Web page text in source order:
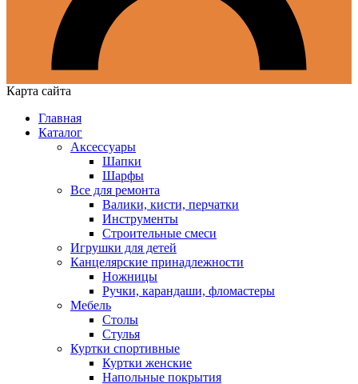
Карта сайта
Главная
Каталог
Аксессуары
Шапки
Шарфы
Все для ремонта
Валики, кисти, перчатки
Инструменты
Строительные смеси
Игрушки для детей
Канцелярские принадлежности
Ножницы
Ручки, карандаши, фломастеры
Мебель
Столы
Стулья
Куртки спортивные
Куртки женские
Напольные покрытия